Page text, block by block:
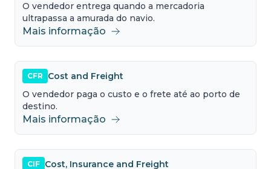
O vendedor entrega quando a mercadoria
ultrapassa a amurada do navio.
Mais informação
CFR
Cost and Freight
O vendedor paga o custo e o frete até ao porto de
destino.
Mais informação
CIF Cost, Insurance and Freight